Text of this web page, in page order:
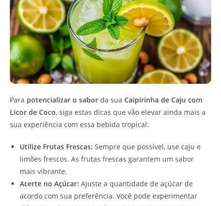
Para potencializar o sabor da sua Caipirinha de Caju com
Licor de Coco, siga estas dicas que vão elevar ainda mais a
sua experiência com essa bebida tropical:
Utilize Frutas Frescas: Sempre que possível, use caju e
limões frescos. As frutas frescas garantem um sabor
mais vibrante.
Acerte no Açúcar: Ajuste a quantidade de açúcar de
acordo com sua preferência. Você pode experimentar